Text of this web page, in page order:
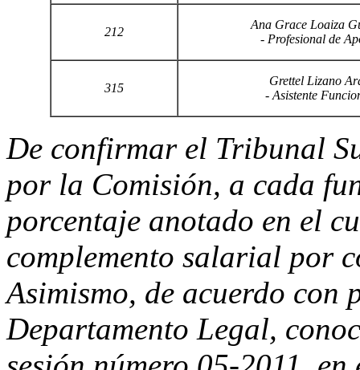
212
Ana Grace Loaiza
- Profesional de
315
Grettel Lizano
- Asistente
De confirmar el Tribunal
por la Comisión, a cada
porcentaje anotado en el
complemento salarial por
Asimismo, de acuerdo
Departamento Legal,